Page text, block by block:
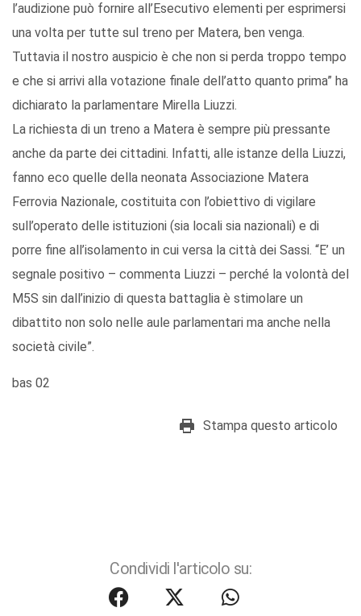
l’audizione può fornire all’Esecutivo elementi per esprimersi
una volta per tutte sul treno per Matera, ben venga.
Tuttavia il nostro auspicio è che non si perda troppo tempo
e che si arrivi alla votazione finale dell’atto quanto prima” ha
dichiarato la parlamentare Mirella Liuzzi.
La richiesta di un treno a Matera è sempre più pressante
anche da parte dei cittadini. Infatti, alle istanze della Liuzzi,
fanno eco quelle della neonata Associazione Matera
Ferrovia Nazionale, costituita con l’obiettivo di vigilare
sull’operato delle istituzioni (sia locali sia nazionali) e di
porre fine all’isolamento in cui versa la città dei Sassi. “E’ un
segnale positivo – commenta Liuzzi – perché la volontà del
M5S sin dall’inizio di questa battaglia è stimolare un
dibattito non solo nelle aule parlamentari ma anche nella
società civile”.
bas 02
Stampa questo articolo
Condividi l'articolo su: